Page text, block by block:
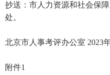
抄送：市人力资源和社会保
处。
北京市人事考评办公室 2023
附件1